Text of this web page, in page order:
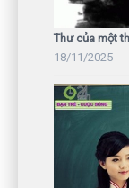
Thư của một
18/11/2025